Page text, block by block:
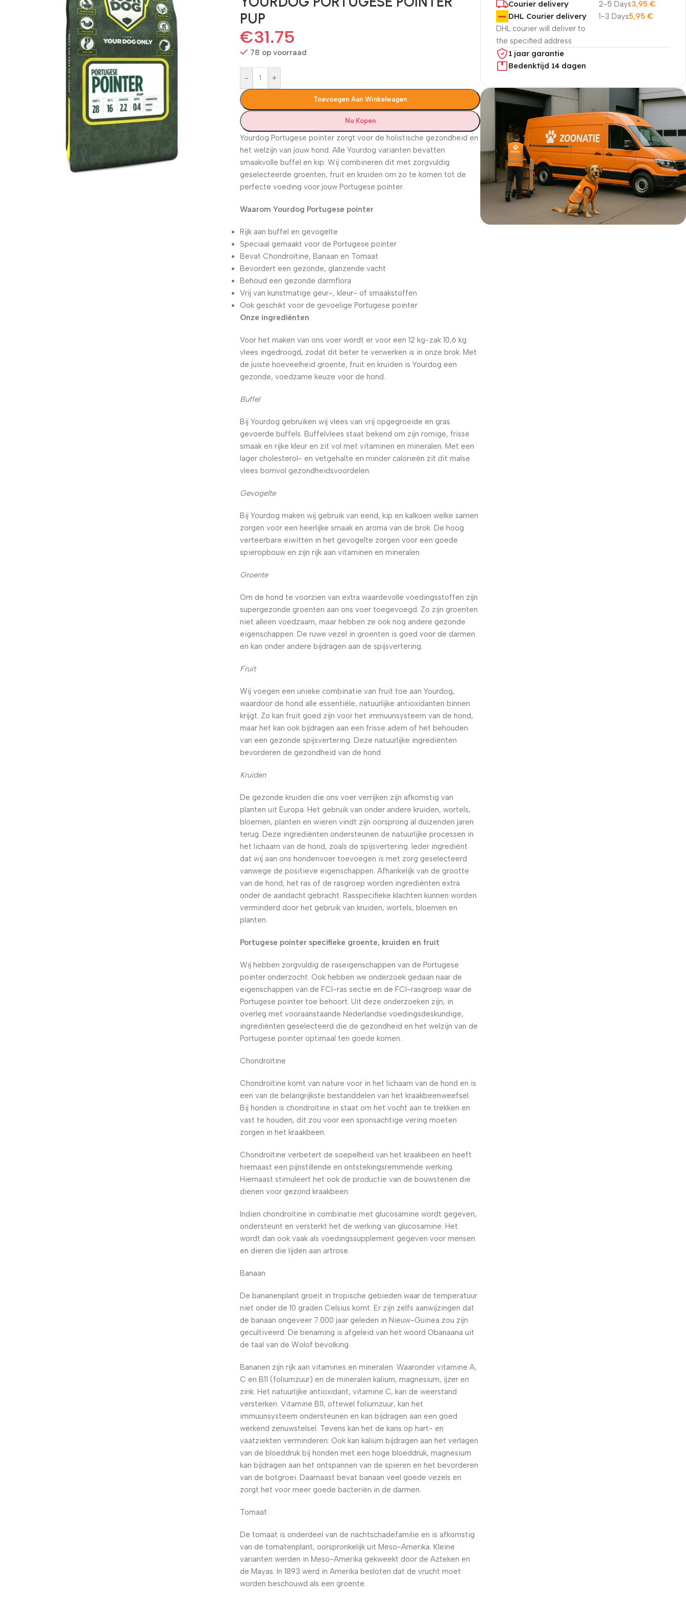
PUP
€31.75
78 op voorraad
- +
Toevoegen Aan Winkelwagen
Nu Kopen
Yourdog Portugese pointer zorgt voor de holistische gezondheid en
het welzijn van jouw hond. Alle Yourdog varianten bevatten
smaakvolle buffel en kip. Wij combineren dit met zorgvuldig
geselecteerde groenten, fruit en kruiden om zo te komen tot de
perfecte voeding voor jouw Portugese pointer.
Waarom Yourdog Portugese pointer
Rijk aan buffel en gevogelte
Speciaal gemaakt voor de Portugese pointer
Bevat Chondroïtine, Banaan en Tomaat
Bevordert een gezonde, glanzende vacht
Behoud een gezonde darmflora
Vrij van kunstmatige geur-, kleur- of smaakstoffen
Ook geschikt voor de gevoelige Portugese pointer
Onze ingrediënten
Voor het maken van ons voer wordt er voor een 12 kg-zak 10,6 kg
vlees ingedroogd, zodat dit beter te verwerken is in onze brok. Met
de juiste hoeveelheid groente, fruit en kruiden is Yourdog een
gezonde, voedzame keuze voor de hond.
Buffel
Bij Yourdog gebruiken wij vlees van vrij opgegroeide en gras
gevoerde buffels. Buffelvlees staat bekend om zijn romige, frisse
smaak en rijke kleur en zit vol met vitaminen en mineralen. Met een
lager cholesterol- en vetgehalte en minder calorieën zit dit malse
vlees bomvol gezondheidsvoordelen.
Gevogelte
Bij Yourdog maken wij gebruik van eend, kip en kalkoen welke samen
zorgen voor een heerlijke smaak en aroma van de brok. De hoog
verteerbare eiwitten in het gevogelte zorgen voor een goede
spieropbouw en zijn rijk aan vitaminen en mineralen.
Groente
Om de hond te voorzien van extra waardevolle voedingsstoffen zijn
supergezonde groenten aan ons voer toegevoegd. Zo zijn groenten
niet alleen voedzaam, maar hebben ze ook nog andere gezonde
eigenschappen. De ruwe vezel in groenten is goed voor de darmen
en kan onder andere bijdragen aan de spijsvertering.
Fruit
Wij voegen een unieke combinatie van fruit toe aan Yourdog,
waardoor de hond alle essentiële, natuurlijke antioxidanten binnen
krijgt. Zo kan fruit goed zijn voor het immuunsysteem van de hond,
maar het kan ook bijdragen aan een frisse adem of het behouden
van een gezonde spijsvertering. Deze natuurlijke ingrediënten
bevorderen de gezondheid van de hond.
Kruiden
De gezonde kruiden die ons voer verrijken zijn afkomstig van
planten uit Europa. Het gebruik van onder andere kruiden, wortels,
bloemen, planten en wieren vindt zijn oorsprong al duizenden jaren
terug. Deze ingrediënten ondersteunen de natuurlijke processen in
het lichaam van de hond, zoals de spijsvertering. Ieder ingrediënt
dat wij aan ons hondenvoer toevoegen is met zorg geselecteerd
vanwege de positieve eigenschappen. Afhankelijk van de grootte
van de hond, het ras of de rasgroep worden ingrediënten extra
onder de aandacht gebracht. Rasspecifieke klachten kunnen worden
verminderd door het gebruik van kruiden, wortels, bloemen en
planten.
Portugese pointer specifieke groente, kruiden en fruit
Wij hebben zorgvuldig de raseigenschappen van de Portugese
pointer onderzocht. Ook hebben we onderzoek gedaan naar de
eigenschappen van de FCI-ras sectie en de FCI-rasgroep waar de
Portugese pointer toe behoort. Uit deze onderzoeken zijn, in
overleg met vooraanstaande Nederlandse voedingsdeskundige,
ingrediënten geselecteerd die de gezondheid en het welzijn van de
Portugese pointer optimaal ten goede komen.
Chondroïtine
Chondroïtine komt van nature voor in het lichaam van de hond en is
een van de belangrijkste bestanddelen van het kraakbeenweefsel.
Bij honden is chondroïtine in staat om het vocht aan te trekken en
vast te houden, dit zou voor een sponsachtige vering moeten
zorgen in het kraakbeen.
Chondroïtine verbetert de soepelheid van het kraakbeen en heeft
hiernaast een pijnstillende en ontstekingsremmende werking.
Hiernaast stimuleert het ook de productie van de bouwstenen die
dienen voor gezond kraakbeen.
Indien chondroïtine in combinatie met glucosamine wordt gegeven,
ondersteunt en versterkt het de werking van glucosamine. Het
wordt dan ook vaak als voedingssupplement gegeven voor mensen
en dieren die lijden aan artrose.
Banaan
De bananenplant groeit in tropische gebieden waar de temperatuur
niet onder de 10 graden Celsius komt. Er zijn zelfs aanwijzingen dat
de banaan ongeveer 7.000 jaar geleden in Nieuw-Guinea zou zijn
gecultiveerd. De benaming is afgeleid van het woord Obanaana uit
de taal van de Wolof bevolking.
Bananen zijn rijk aan vitamines en mineralen. Waaronder vitamine A,
C en B11 (foliumzuur) en de mineralen kalium, magnesium, ijzer en
zink. Het natuurlijke antioxidant, vitamine C, kan de weerstand
versterken. Vitamine B11, oftewel foliumzuur, kan het
immuunsysteem ondersteunen en kan bijdragen aan een goed
werkend zenuwstelsel. Tevens kan het de kans op hart- en
vaatziekten verminderen. Ook kan kalium bijdragen aan het verlagen
van de bloeddruk bij honden met een hoge bloeddruk, magnesium
kan bijdragen aan het ontspannen van de spieren en het bevorderen
van de botgroei. Daarnaast bevat banaan veel goede vezels en
zorgt het voor meer goede bacteriën in de darmen.
Tomaat
De tomaat is onderdeel van de nachtschadefamilie en is afkomstig
van de tomatenplant, oorspronkelijk uit Meso-Amerika. Kleine
varianten werden in Meso-Amerika gekweekt door de Azteken en
de Mayas. In 1893 werd in Amerika besloten dat de vrucht moet
worden beschouwd als een groente.
Courier delivery
2-5 Days3,95€
DHL Courier delivery
DHL courier will deliver to
the specified address
1-3 Days5,95€
1 jaar garantie
Bedenktijd 14 dagen